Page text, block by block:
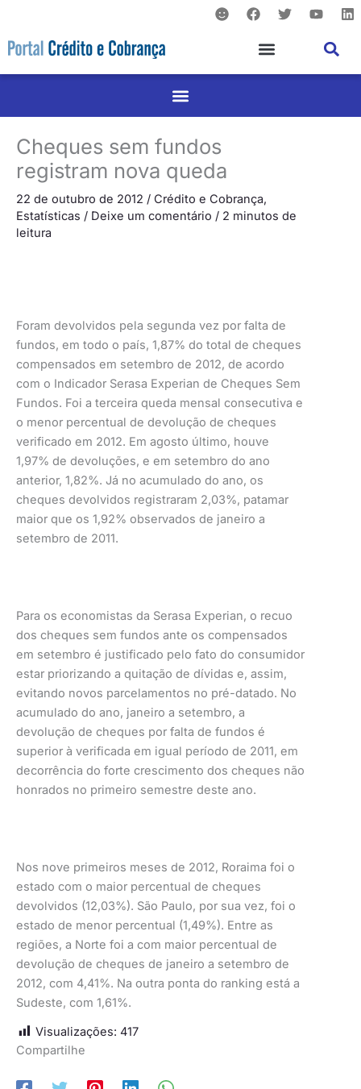
S
m
F
a
e
b
o
T
w
e
Y
o
b
L
i
d
Cheques sem fundos
registram nova queda
22 de outubro de 2012 / Crédito e Cobrança,
Estatísticas / Deixe um comentário / 2 minutos de
leitura
Foram devolvidos pela segunda vez por falta de
fundos, em todo o país, 1,87% do total de cheques
compensados em setembro de 2012, de acordo
com o Indicador Serasa Experian de Cheques Sem
Fundos. Foi a terceira queda mensal consecutiva e
o menor percentual de devolução de cheques
verificado em 2012. Em agosto último, houve
1,97% de devoluções, e em setembro do ano
anterior, 1,82%. Já no acumulado do ano, os
cheques devolvidos registraram 2,03%, patamar
maior que os 1,92% observados de janeiro a
setembro de 2011.
Para os economistas da Serasa Experian, o recuo
dos cheques sem fundos ante os compensados
em setembro é justificado pelo fato do consumidor
estar priorizando a quitação de dívidas e, assim,
evitando novos parcelamentos no pré-datado. No
acumulado do ano, janeiro a setembro, a
devolução de cheques por falta de fundos é
superior à verificada em igual período de 2011, em
decorrência do forte crescimento dos cheques não
honrados no primeiro semestre deste ano.
Nos nove primeiros meses de 2012, Roraima foi o
estado com o maior percentual de cheques
devolvidos (12,03%). São Paulo, por sua vez, foi o
estado de menor percentual (1,49%). Entre as
regiões, a Norte foi a com maior percentual de
devolução de cheques de janeiro a setembro de
2012, com 4,41%. Na outra ponta do ranking está a
Sudeste, com 1,61%.
Visualizações: 417
Compartilhe